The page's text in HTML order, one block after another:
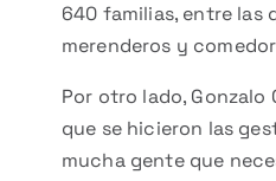
640 familias, entre las
merenderos y
Por otro lado,
que se hicieron las
mucha gente que